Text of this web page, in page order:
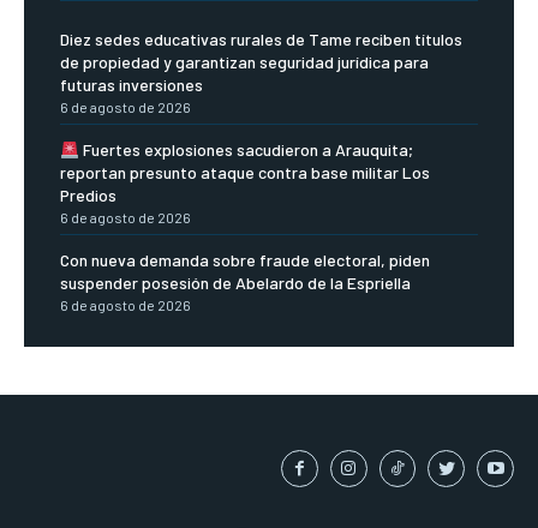
Diez sedes educativas rurales de Tame reciben títulos
de propiedad y garantizan seguridad jurídica para
futuras inversiones
6 de agosto de 2026
Fuertes explosiones sacudieron a Arauquita;
reportan presunto ataque contra base militar Los
Predios
6 de agosto de 2026
Con nueva demanda sobre fraude electoral, piden
suspender posesión de Abelardo de la Espriella
6 de agosto de 2026